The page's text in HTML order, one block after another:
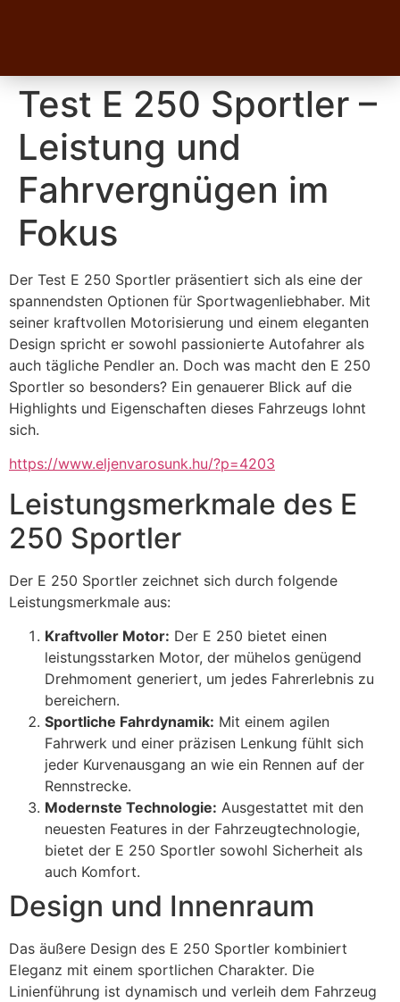
Test E 250 Sportler –
Leistung und
Fahrvergnügen im
Fokus
Der Test E 250 Sportler präsentiert sich als eine der
spannendsten Optionen für Sportwagenliebhaber. Mit
seiner kraftvollen Motorisierung und einem eleganten
Design spricht er sowohl passionierte Autofahrer als
auch tägliche Pendler an. Doch was macht den E 250
Sportler so besonders? Ein genauerer Blick auf die
Highlights und Eigenschaften dieses Fahrzeugs lohnt
sich.
https://www.eljenvarosunk.hu/?p=4203
Leistungsmerkmale des E
250 Sportler
Der E 250 Sportler zeichnet sich durch folgende
Leistungsmerkmale aus:
Kraftvoller Motor: Der E 250 bietet einen
leistungsstarken Motor, der mühelos genügend
Drehmoment generiert, um jedes Fahrerlebnis zu
bereichern.
Sportliche Fahrdynamik: Mit einem agilen
Fahrwerk und einer präzisen Lenkung fühlt sich
jeder Kurvenausgang an wie ein Rennen auf der
Rennstrecke.
Modernste Technologie: Ausgestattet mit den
neuesten Features in der Fahrzeugtechnologie,
bietet der E 250 Sportler sowohl Sicherheit als
auch Komfort.
Design und Innenraum
Das äußere Design des E 250 Sportler kombiniert
Eleganz mit einem sportlichen Charakter. Die
Linienführung ist dynamisch und verleih dem Fahrzeug